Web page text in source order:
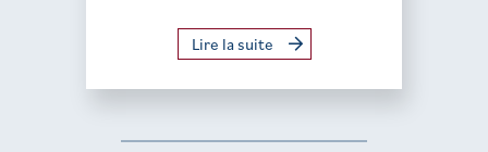
Lire la suite